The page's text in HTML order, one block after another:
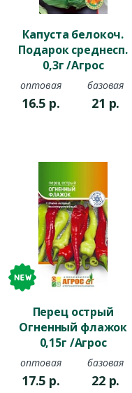
Капуста белокоч.
Подарок среднесп.
0,3г /Агрос
оптовая
16.5 р.
базовая
21 р.
Перец острый
Огненный флажок
0,15г /Агрос
оптовая
17.5 р.
базовая
22 р.